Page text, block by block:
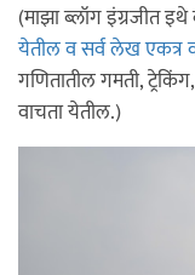
(माझा ब्लॉग इंग्रजीत
येतील‌ व सर्व लेख एकत्र
गणितातील गमती,
वाचता येतील.)